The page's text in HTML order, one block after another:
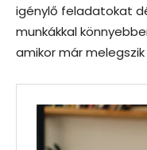
igénylő feladatokat
munkákkal
amikor már